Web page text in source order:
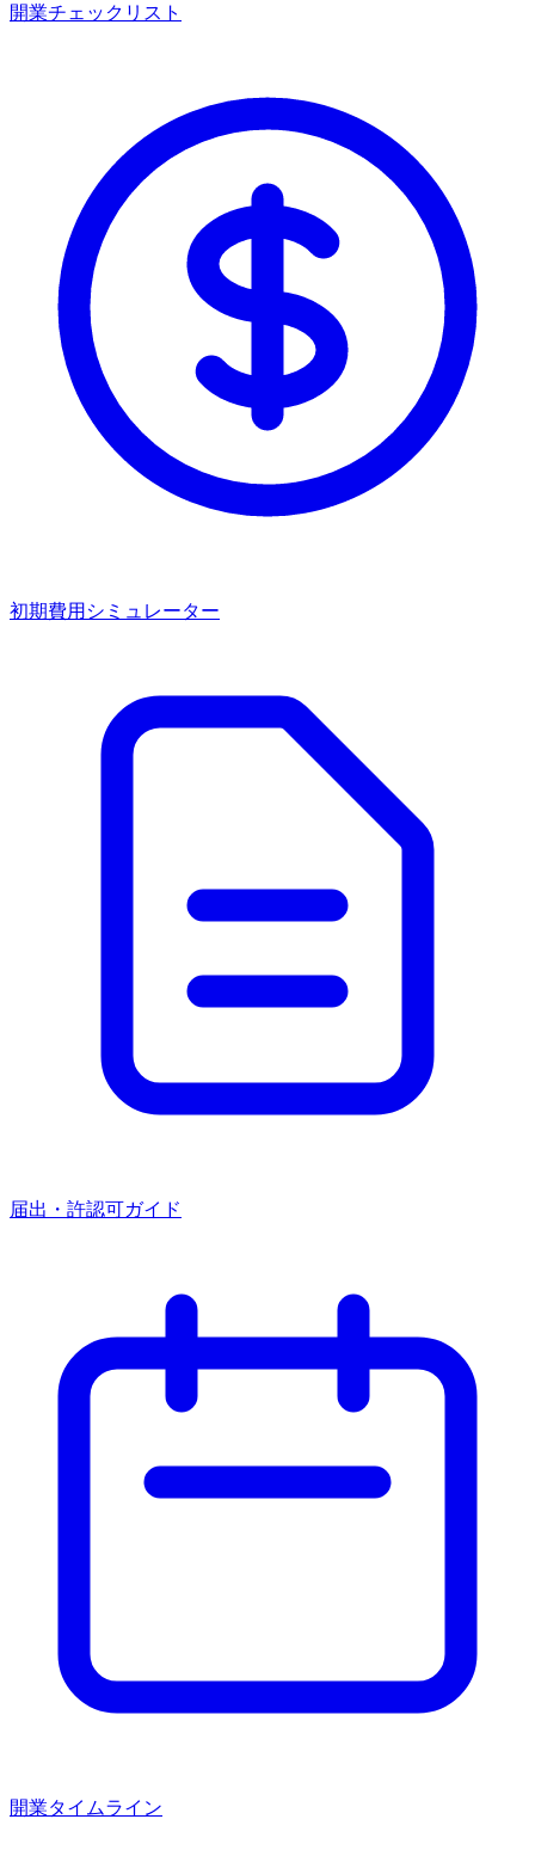
開業チェックリスト
初期費用シミュレーター
届出・許認可ガイド
開業タイムライン